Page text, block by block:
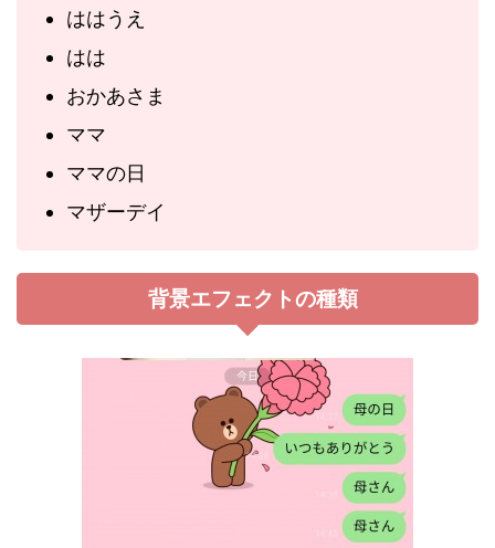
ははうえ
はは
おかあさま
ママ
ママの日
マザーデイ
背景エフェクトの種類